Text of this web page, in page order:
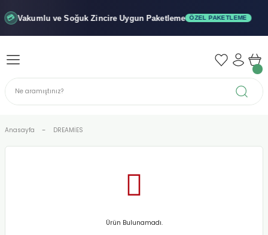
Vakumlu ve SoğukZincire Uygun Paketleme ÖZEL PAKETLEME
Geri Dön
Geri Dön
Geri Dön
Anasayfa DREAMİES
Ürün Bulunamadı.